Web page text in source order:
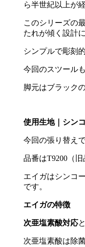
ら半世紀以上が
このシリーズの
たれが傾く設計
シンプルで彫刻
今回のスツール
脚元はブラック
使用生地｜シン
今回の張り替え
品番はT9200 （
エイガはシンコ
です。
エイガの特徴
次亜塩素酸対応
次亜塩素酸は除